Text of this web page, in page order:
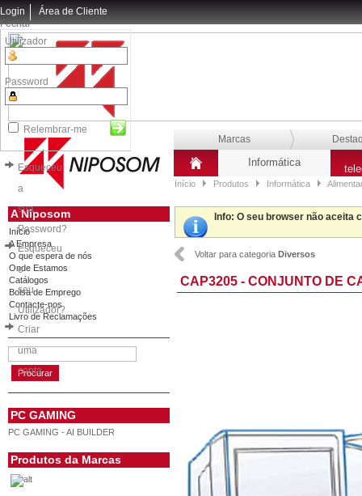
Login
Fechar
Utilizador
Password
Relembrar-me
Esqueceu
a
sua
Password?
Esqueceu
o
seu
Utilizador?
Criar
uma
conta
Área de Cliente
Marcas
Informática
Início Produtos Informática
A Niposom
Início
A Empresa
O que espera de nós
Onde Estamos
Catálogos
Bolsa de Emprego
Contacte-nos
Livro de Reclamações
PC GAMING
PC GAMING - AI BUILDER
Produtos da Marcas
Info: O seu browser não aceita
Voltar para categoria Diversos
CAP3205 - CONJUNTO DE